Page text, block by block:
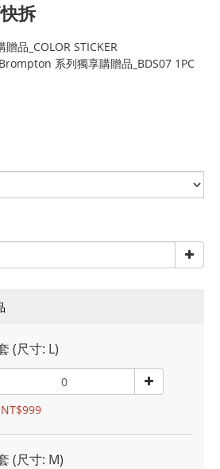
拆
品_COLOR STICKER
系列獨享購贈品_BDS07 1PC
(尺寸: L)
(尺寸: M)